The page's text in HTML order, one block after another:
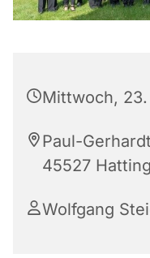
Mittwoch,
Paul-
45527
Wolfgang